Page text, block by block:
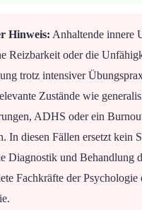
Hinweis: Anhaltende innere
Reizbarkeit oder die
trotz intensiver
Zustände wie
ADHS oder ein
In diesen Fällen ersetzt kein
Diagnostik und Behandlung
Fachkräfte der Psychologie